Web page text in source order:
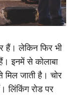
हैं। लेकिन फिर भी
इनमें से कोलाबा
जाती है। चोर
लिंकिंग रोड पर